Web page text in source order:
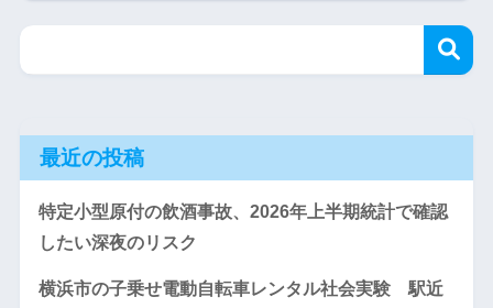
最近の投稿
特定小型原付の飲酒事故、2026年上半期統計で確認
したい深夜のリスク
横浜市の子乗せ電動自転車レンタル社会実験 駅近